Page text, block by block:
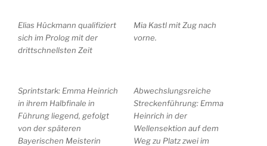
Elias Hückmann qualifiziert
sich im Prolog mit der
drittschnellsten Zeit
Mia Kastl mit Zug nach
vorne.
Sprintstark: Emma Heinrich
in ihrem Halbfinale in
Führung liegend, gefolgt
von der späteren
Bayerischen Meisterin
Abwechslungsreiche
Streckenführung: Emma
Heinrich in der
Wellensektion auf dem
Weg zu Platz zwei im